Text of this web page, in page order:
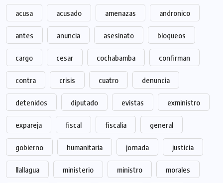
acusa acusado amenazas andronico
antes anuncia asesinato bloqueos
cargo cesar cochabamba confirman
contra crisis cuatro denuncia
detenidos diputado evistas exministro
expareja fiscal fiscalia general
gobierno humanitaria jornada justicia
llallagua ministerio ministro morales